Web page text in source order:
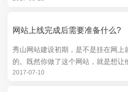
网站上线完成后需要准备什么?
秀山网站建设初期，是不是挂在网上
的。既然你做了这个网站，就是想让
管他，还不如好好照看下，让他成为
2017-07-10